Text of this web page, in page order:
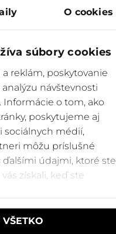
O cookies
súbory cookies
reklám, poskytovanie
návštevnosti
Informácie o tom, ako
poskytujeme aj
sociálnych médií,
môžu príslušné
údajmi, ktoré ste
získali, keď ste
Správnému
snowboardovské